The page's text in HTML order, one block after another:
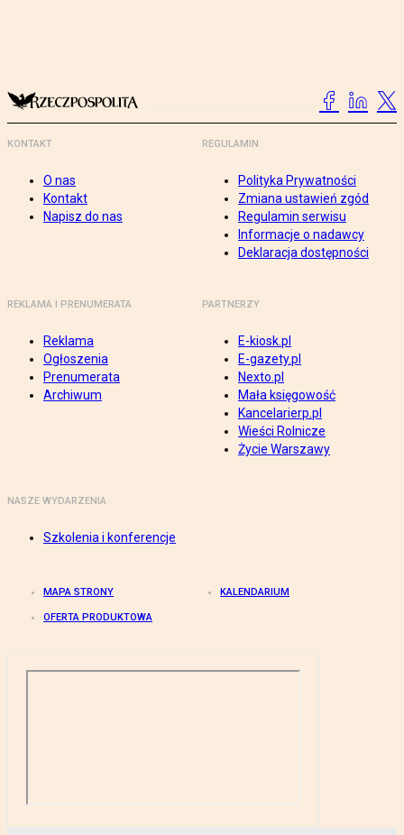
KONTAKT
O nas
Kontakt
Napisz do nas
REGULAMIN
Polityka Prywatności
Zmiana ustawień zgód
Regulamin serwisu
Informacje o nadawcy
Deklaracja dostępności
REKLAMA I PRENUMERATA
Reklama
Ogłoszenia
Prenumerata
Archiwum
PARTNERZY
E-kiosk.pl
E-gazety.pl
Nexto.pl
Mała księgowość
Kancelarierp.pl
Wieści Rolnicze
Życie Warszawy
NASZE WYDARZENIA
Szkolenia i konferencje
MAPA STRONY KALENDARIUM
OFERTA PRODUKTOWA